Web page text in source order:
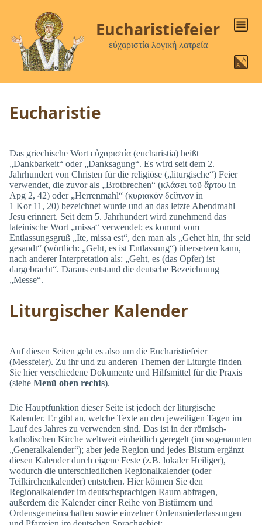
Eucharistiefeier
εὐχαριστία λογική λατρεία
Eucharistie
Das griechische Wort εὐχαριστία (eucharistia) heißt
„Dankbarkeit“ oder „Danksagung“. Es wird seit dem 2.
Jahrhundert von Christen für die religiöse („liturgische“) Feier
verwendet, die zuvor als „Brotbrechen“ (κλάσει τοῦ ἄρτου in
Apg 2, 42) oder „Herrenmahl“ (κυριακὸν δεῖπνον in
1 Kor 11, 20) bezeichnet wurde und an das letzte Abendmahl
Jesu erinnert. Seit dem 5. Jahrhundert wird zunehmend das
lateinische Wort „missa“ verwendet; es kommt vom
Entlassungsgruß „Ite, missa est“, den man als „Gehet hin, ihr seid
gesandt“ (wörtlich: „Geht, es ist Entlassung“) übersetzen kann,
nach anderer Interpretation als: „Geht, es (das Opfer) ist
dargebracht“. Daraus entstand die deutsche Bezeichnung
„Messe“.
Liturgischer Kalender
Auf diesen Seiten geht es also um die Eucharistiefeier
(Messfeier). Zu ihr und zu anderen Themen der Liturgie finden
Sie hier verschiedene Dokumente und Hilfsmittel für die Praxis
(siehe Menü oben rechts).
Die Hauptfunktion dieser Seite ist jedoch der liturgische
Kalender. Er gibt an, welche Texte an den jeweiligen Tagen im
Lauf des Jahres zu verwenden sind. Das ist in der römisch-
katholischen Kirche weltweit einheitlich geregelt (im sogenannten
„Generalkalender“); aber jede Region und jedes Bistum ergänzt
diesen Kalender durch eigene Feste (z.B. lokaler Heiliger),
wodurch die unterschiedlichen Regionalkalender (oder
Teilkirchenkalender) entstehen. Hier können Sie den
Regionalkalender im deutschsprachigen Raum abfragen,
außerdem die Kalender einer Reihe von Bistümern und
Ordensgemeinschaften sowie einzelner Ordensniederlassungen